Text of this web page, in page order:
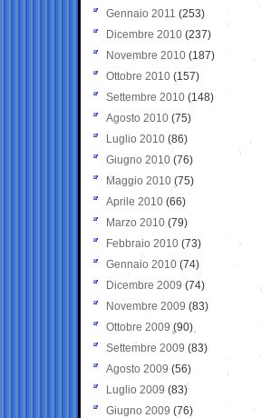
Gennaio 2011 (253)
Dicembre 2010 (237)
Novembre 2010 (187)
Ottobre 2010 (157)
Settembre 2010 (148)
Agosto 2010 (75)
Luglio 2010 (86)
Giugno 2010 (76)
Maggio 2010 (75)
Aprile 2010 (66)
Marzo 2010 (79)
Febbraio 2010 (73)
Gennaio 2010 (74)
Dicembre 2009 (74)
Novembre 2009 (83)
Ottobre 2009 (90)
Settembre 2009 (83)
Agosto 2009 (56)
Luglio 2009 (83)
Giugno 2009 (76)